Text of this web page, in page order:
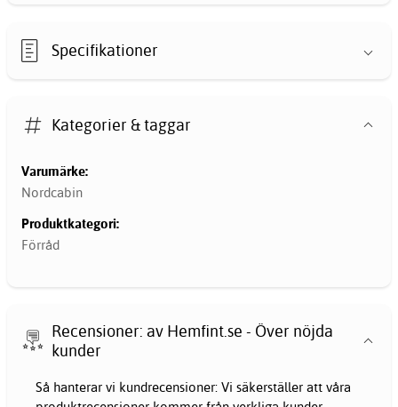
Specifikationer
Kategorier & taggar
Varumärke:
Nordcabin
Produktkategori:
Förråd
Recensioner: av Hemfint.se - Över nöjda
kunder
Så hanterar vi kundrecensioner: Vi säkerställer att våra